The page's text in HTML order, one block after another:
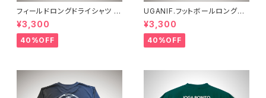
フィールドロングドライシャツ
ライトブルーホワイト
¥3,300
40%OFF
UGANIF.フットボールロングプ
ラシャツ ブラックホワイト
¥3,300
40%OFF